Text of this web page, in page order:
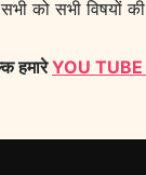
को सभी विषयों की
हमारेYOU